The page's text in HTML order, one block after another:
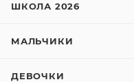
ШКОЛА 2026
МАЛЬЧИКИ
ДЕВОЧКИ